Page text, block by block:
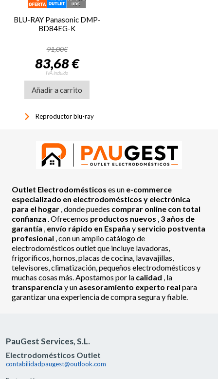
BLU-RAY Panasonic DMP-
BD84EG-K
91,00€
83,68 €
IVA incluido
Añadir a carrito
keyboard_arrow_right Reproductor blu-ray
Outlet Electrodomésticos es un e-commerce
especializado en electrodomésticos y electrónica
para el hogar , donde puedes comprar online con total
confianza . Ofrecemos productos nuevos , 3 años de
garantía , envío rápido en España y servicio postventa
profesional , con un amplio catálogo de
electrodomésticos outlet que incluye lavadoras,
frigoríficos, hornos, placas de cocina, lavavajillas,
televisores, climatización, pequeños electrodomésticos y
muchas cosas más. Apostamos por la calidad , la
transparencia y un asesoramiento experto real para
garantizar una experiencia de compra segura y fiable.
PauGest Services, S.L.
Electrodomésticos Outlet
contabilidadpaugest@outlook.com